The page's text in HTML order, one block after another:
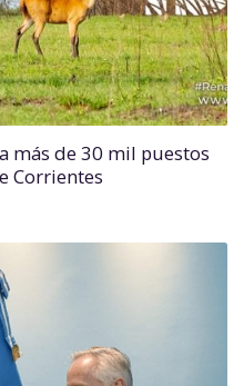
más de 30 mil puestos
Corrientes